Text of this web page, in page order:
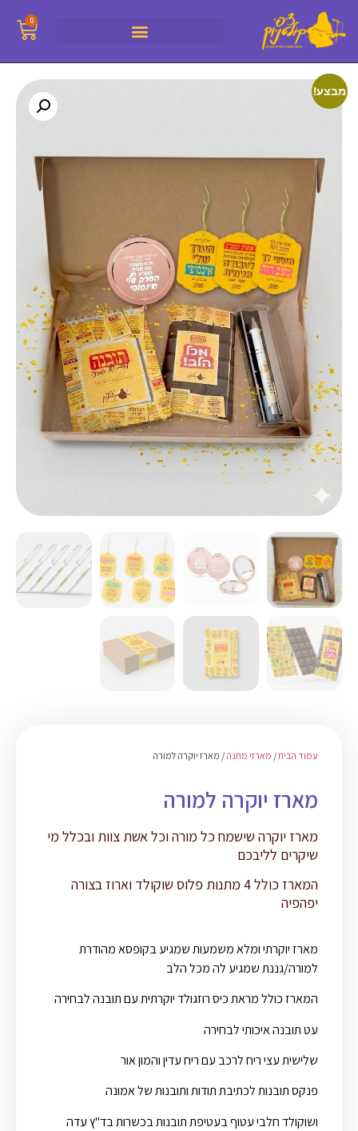
0
מבצע!
עמוד הבית/ מארזי מתנה / מארז יוקרה למורה
מארז יוקרה למורה
מארז יוקרה שישמח כל מורה וכל אשת צוות ובכלל מי
שיקרים לליבכם
המארז כולל 4 מתנות פלוס שוקולד וארוז בצורה
יפהפיה
מארז יוקרתי ומלא משמעות שמגיע בקופסא מהודרת
למורה/גננת שמגיע לה מכל הלב
המארז כולל מראת כיס רוזגולד יוקרתית עם תובנה לבחירה
עט תובנה איכותי לבחירה
שלישית עצי ריח לרכב עם ריח עדין והמון אור
פנקס תובנות לכתיבת תודות ותובנות של אמונה
ושוקולד חלבי עטוף בעטיפת תובנות בכשרות בד"ץ עדה